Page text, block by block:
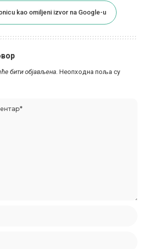
kao omiljeni izvor na Google-u
бити објављена. Неопходна поља су